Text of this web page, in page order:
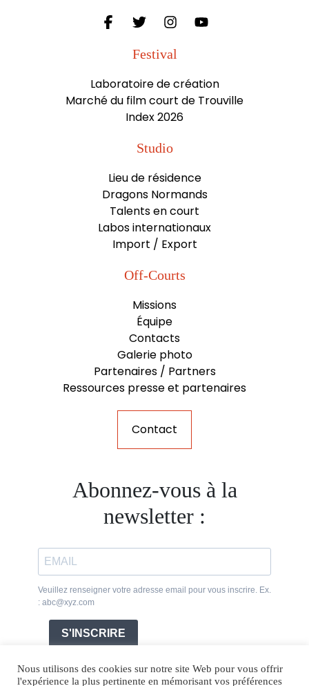
Festival
Laboratoire de création
Marché du film court de Trouville
Index 2026
Studio
Lieu de résidence
Dragons Normands
Talents en court
Labos internationaux
Import / Export
Off-Courts
Missions
Équipe
Contacts
Galerie photo
Partenaires / Partners
Ressources presse et partenaires
Contact
Abonnez-vous à la
newsletter :
Veuillez renseigner votre adresse email pour vous inscrire. Ex.
: abc@xyz.com
S'INSCRIRE
Nous utilisons des cookies sur notre site Web pour vous offrir
l'expérience la plus pertinente en mémorisant vos préférences